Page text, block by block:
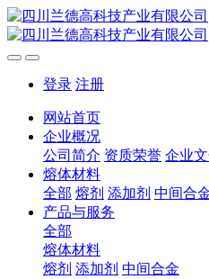
登录 注册
网站首页
企业概况
公司简介 资质荣誉 企业
熔体材料
全部 熔剂 添加剂 中间合
产品与服务
全部
熔体材料
熔剂 添加剂 中间合金